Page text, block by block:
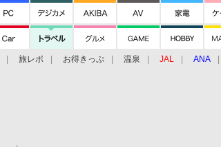
旅レポ お得きっぷ 温泉 JAL ANA